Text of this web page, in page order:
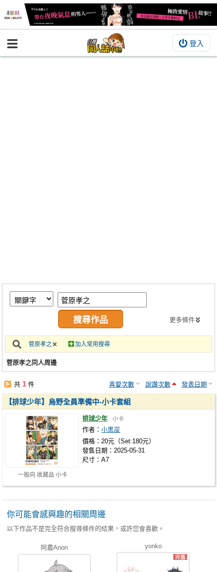
登入
BOOKY書集倉庫
繪圖藝廊
交流中心
攤位轉讓區
會員功能選單
註冊會員
更多條件
菅原孝之 加入常用搜尋
菅原孝之同人周邊
共 1 件 喜愛次數 說讚次數 發表日期
一般向 收藏品 小卡
【排球少年】烏野全員準備中-小卡套組
排球少年 小卡
作者：小黑炭
價格：20元（Set:180元）
發售日期：2025-05-31
尺寸：A7
你可能會感興趣的相關周邊
以下作品不是完全符合搜尋條件的結果，或許您會喜歡。
阿農Anon yonko